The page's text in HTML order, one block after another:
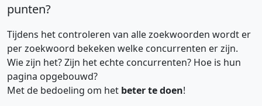
punten?
Tijdens het controleren van alle zoekwoorden wordt er
per zoekwoord bekeken welke concurrenten er zijn.
Wie zijn het? Zijn het echte concurrenten? Hoe is hun
pagina opgebouwd?
Met de bedoeling om het beter te doen!